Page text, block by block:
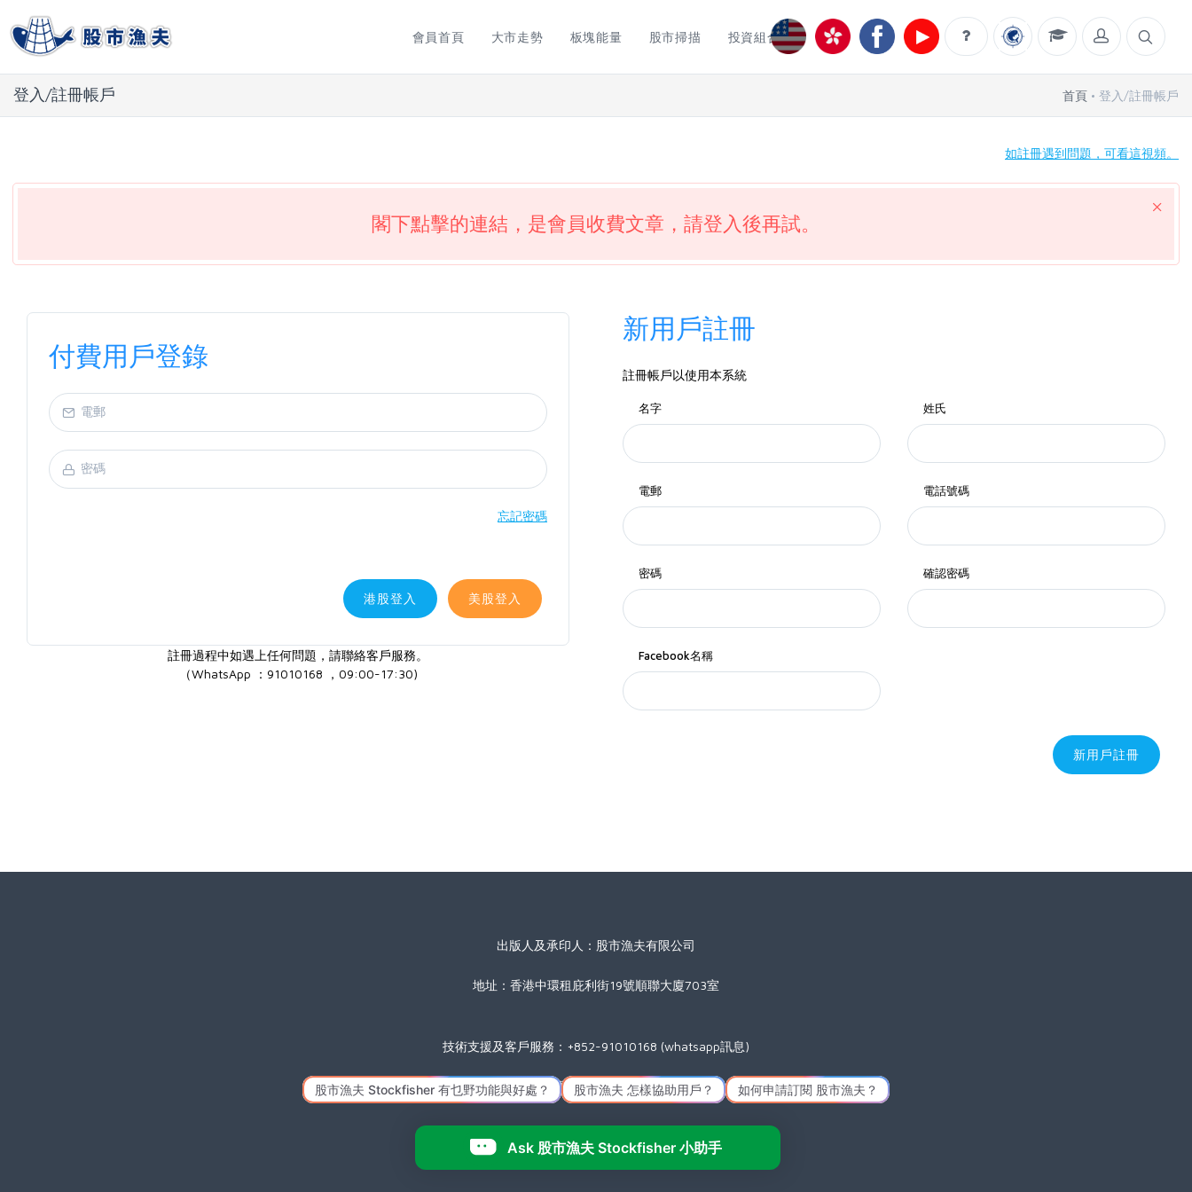
會員首頁 大市走勢 板塊能量 股市掃描 投資組合
登入/註冊帳戶 首頁 登入/註冊帳戶
如註冊遇到問題，可看這視頻。
閣下點擊的連結，是會員收費文章，請登入後再試。
付費用戶登錄
忘記密碼
港股登入 美股登入
註冊過程中如遇上任何問題，請聯絡客戶服務。
（WhatsApp ：91010168 ，09:00-17:30)
新用戶註冊
註冊帳戶以使用本系統
名字 姓氏
電郵 電話號碼
密碼 確認密碼
Facebook名稱
新用戶註冊
出版人及承印人：股市漁夫有限公司
地址：香港中環租庇利街19號順聯大廈703室
技術支援及客戶服務：+852-91010168 (whatsapp訊息)
星期一至五(公眾假期除外) 09:00 至 17:30
Icon made byFreepikfromwww.flaticon.com